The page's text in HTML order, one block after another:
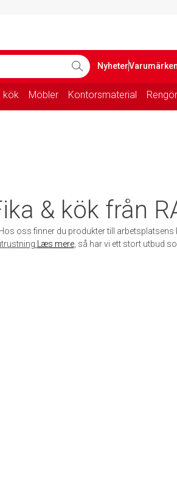
NyheterVarumärken
kök Möbler Kontorsmaterial
& kök från
oss finner du produkter till
Læs mere, så har vi ett stort utbud